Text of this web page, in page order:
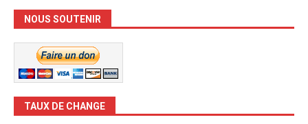
NOUS SOUTENIR
TAUX DE CHANGE